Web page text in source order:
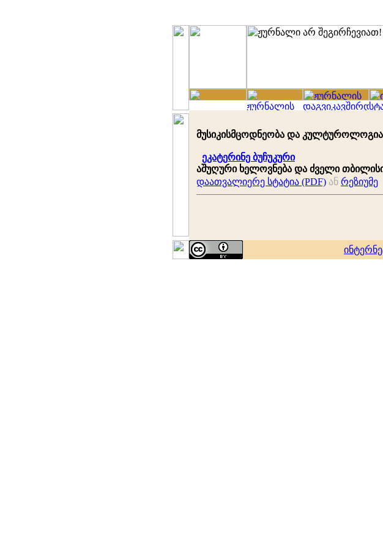
მუსიკისმცოდნეობა და კულტუროლოგია
ეკატერინე ბუჩუკური
აშუღური ხელოვნება და ძველი
დაათვალიერე სტატია (PDF) ან რეზიუმე